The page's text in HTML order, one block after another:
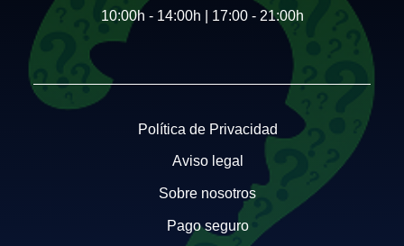
10:00h - 14:00h | 17:00 - 21:00h
Política de Privacidad
Aviso legal
Sobre nosotros
Pago seguro